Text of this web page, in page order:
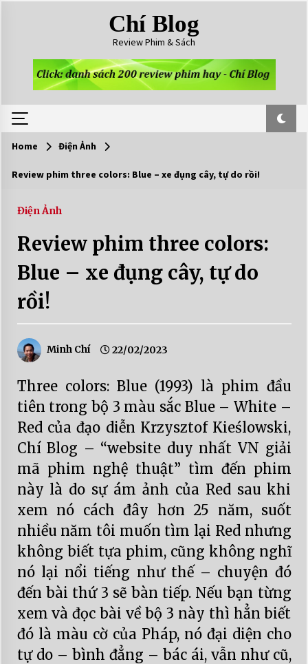
Chí Blog
Review Phim & Sách
Home Điện Ảnh
Review phim three colors: Blue – xe đụng cây, tự do rồi!
Điện Ảnh
Review phim three colors:
Blue – xe đụng cây, tự do
rồi!
Minh Chí 22/02/2023
Three colors: Blue (1993) là phim đầu
tiên trong bộ 3 màu sắc Blue – White –
Red của đạo diễn Krzysztof Kieślowski,
Chí Blog – “website duy nhất VN giải
mã phim nghệ thuật” tìm đến phim
này là do sự ám ảnh của Red sau khi
xem nó cách đây hơn 25 năm, suốt
nhiều năm tôi muốn tìm lại Red nhưng
không biết tựa phim, cũng không nghĩ
nó lại nổi tiếng như thế – chuyện đó
đến bài thứ 3 sẽ bàn tiếp. Nếu bạn từng
xem và đọc bài về bộ 3 này thì hẳn biết
đó là màu cờ của Pháp, nó đại diện cho
tự do – bình đẳng – bác ái, vẫn như cũ,